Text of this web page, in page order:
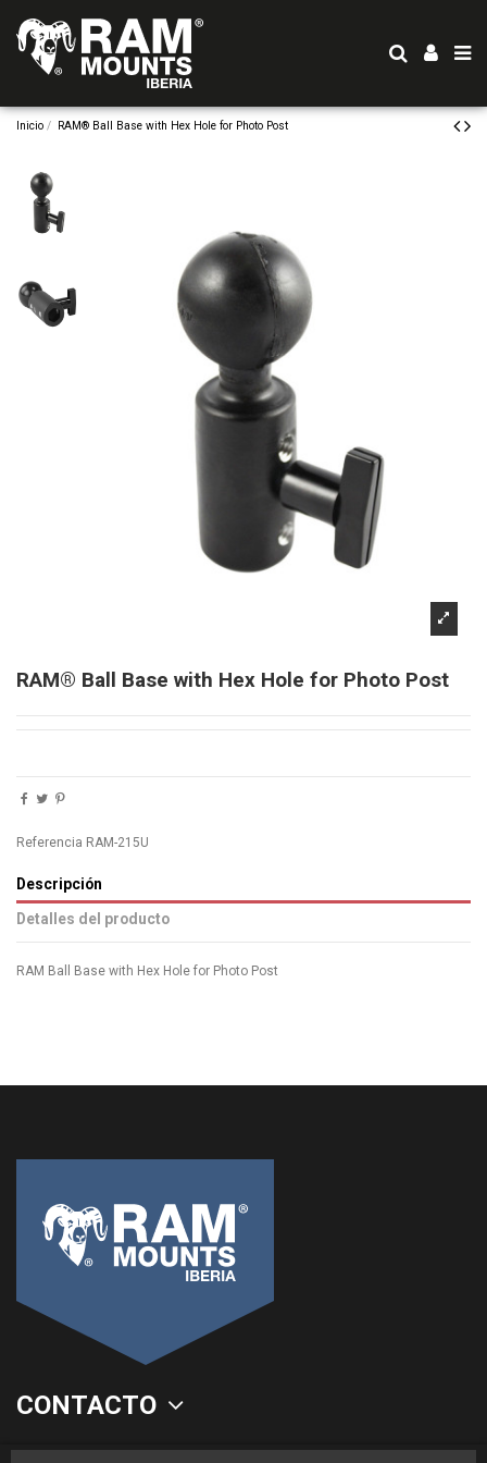
Inicio RAM® Ball Base with Hex Hole for Photo Post
RAM® Ball Base with Hex Hole for Photo Post
Referencia RAM-215U
Descripción
Detalles del producto
RAM Ball Base with Hex Hole for Photo Post
CONTACTO